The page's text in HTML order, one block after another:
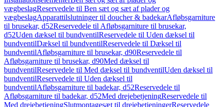
vægbeslagReservedele til Ben sæt og sæt af plader og
vægbeslagApparattilslutninger til doucher & badekarAfløbsgarniture
til brusekar, d52Reservedele til Afløbsgarniture til brusekar,
d52Uden dæksel til bundventilReservedele til Uden dæksel til
bundventilDæksel til bundventilReservedele til Dæksel til
bundventilAfløbsgarniture til brusekar, d90Reservedele til
Afløbsgarniture til brusekar, d90Med dæksel til
bundventilReservedele til Med dæksel til bundventilUden dæksel til
bundventilReservedele til Uden dæksel til
bundventilAfløbsgarniture til badekar, d52Reservedele til
Afløbsgarniture til badekar, d52Med drejebetjeningReservedele til
Med drejebetjeningSlutmontagesæt til drejebetjeningerReservedele